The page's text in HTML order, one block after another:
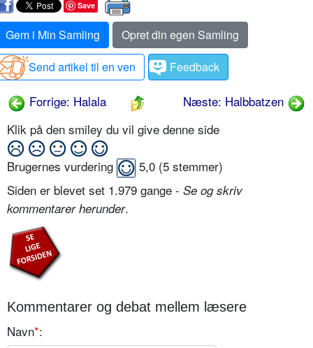
Save
Gem i Min Samling
Opret din egen Samling
Send artikel til en ven
Feedback
Forrige: Halala
Næste: Halbbatzen
Klik på den smiley du vil give denne side
Brugernes vurdering 5,0 (5 stemmer)
Siden er blevet set 1.979 gange - Se og skriv
kommentarer herunder.
Kommentarer og debat mellem læsere
Navn*: